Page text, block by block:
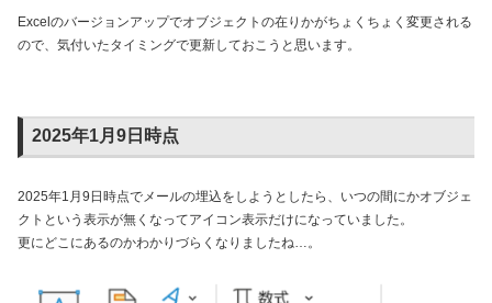
Excelのバージョンアップでオブジェクトの在りかがちょくちょく変更される
ので、気付いたタイミングで更新しておこうと思います。
2025年1月9日時点
2025年1月9日時点でメールの埋込をしようとしたら、いつの間にかオブジェ
クトという表示が無くなってアイコン表示だけになっていました。
更にどこにあるのかわかりづらくなりましたね…。